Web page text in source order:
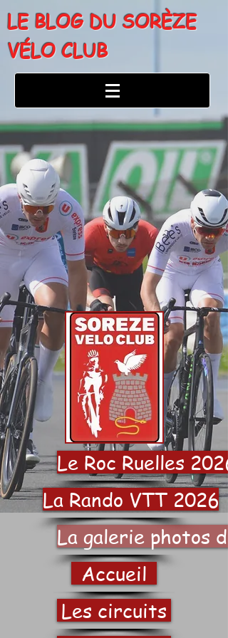
LE BLOG DU SORÈZE
VÉLO CLUB
Le Roc Ruelles 2026
La Rando VTT 2026
La galerie photos
Accueil
Les circuits